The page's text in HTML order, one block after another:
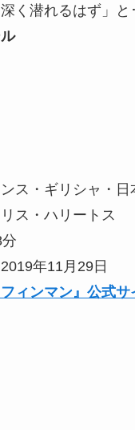
く潜れるはず」と
ス・ギリシャ・
ス・ハリートス
年11月29日
ィンマン』公式サ